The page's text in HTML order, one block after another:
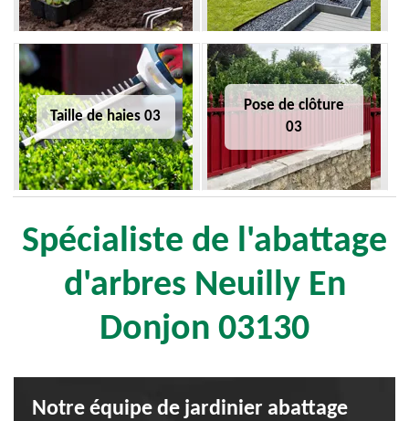
Taille de haies 03
Pose de clôture
03
Spécialiste de l'abattage
d'arbres Neuilly En
Donjon 03130
Notre équipe de jardinier abattage